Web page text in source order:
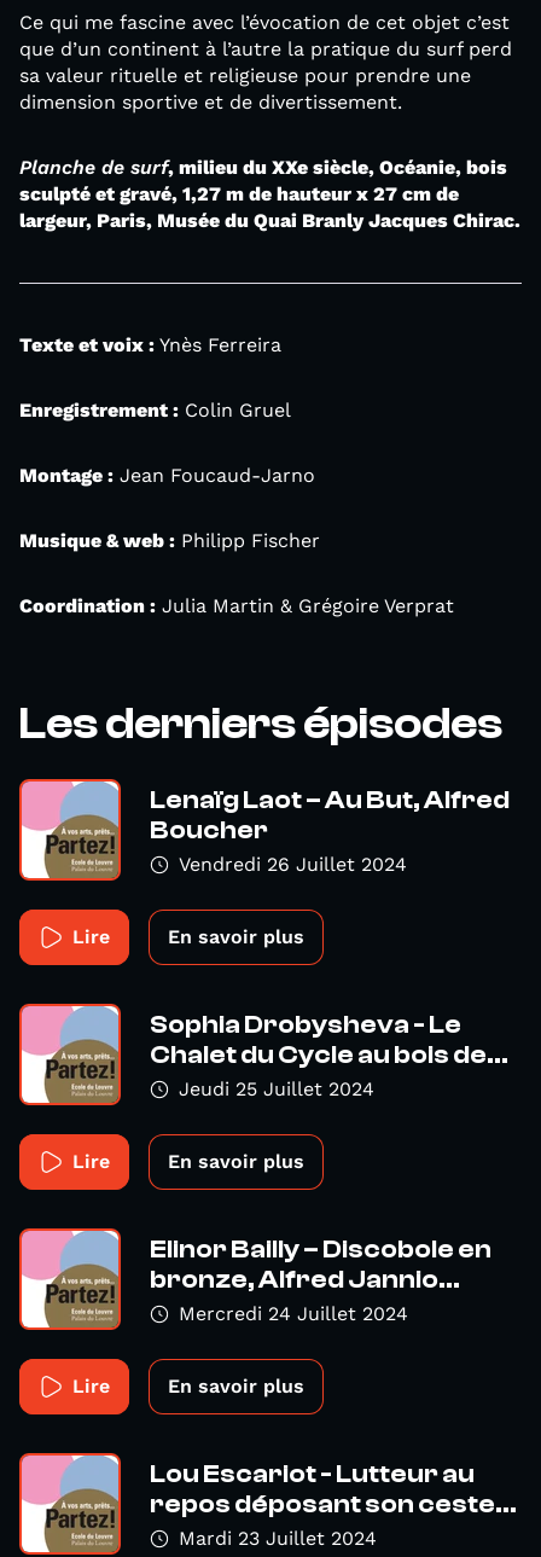
Ce qui me fascine avec l’évocation de cet objet c’est
que d’un continent à l’autre la pratique du surf perd
sa valeur rituelle et religieuse pour prendre une
dimension sportive et de divertissement.
Planche de surf, milieu du XXe siècle, Océanie, bois
sculpté et gravé, 1,27 m de hauteur x 27 cm de
largeur, Paris, Musée du Quai Branly Jacques Chirac.
Texte et voix : Ynès Ferreira
Enregistrement : Colin Gruel
Montage : Jean Foucaud-Jarno
Musique & web : Philipp Fischer
Coordination : Julia Martin & Grégoire Verprat
Les derniers épisodes
Lenaïg Laot – Au But, Alfred
Boucher
Vendredi 26 Juillet 2024
Lire En savoir plus
Sophia Drobysheva - Le
Chalet du Cycle au bois de...
Jeudi 25 Juillet 2024
Lire En savoir plus
Elinor Bailly – Discobole en
bronze, Alfred Jannio...
Mercredi 24 Juillet 2024
Lire En savoir plus
Lou Escariot - Lutteur au
repos déposant son ceste...
Mardi 23 Juillet 2024